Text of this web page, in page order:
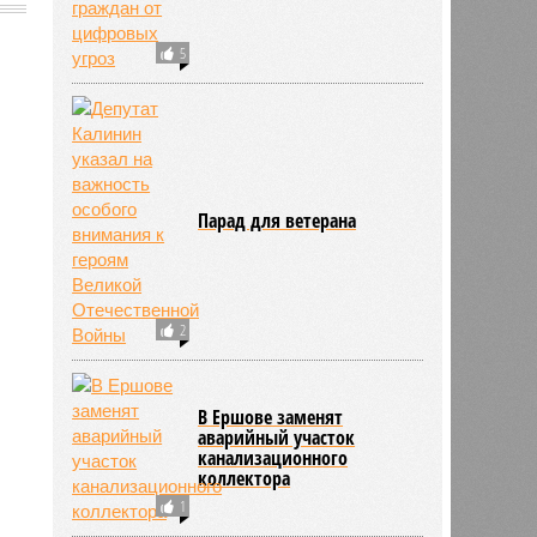
5
2
Парад для ветерана
1
В Ершове заменят
аварийный участок
канализационного
коллектора